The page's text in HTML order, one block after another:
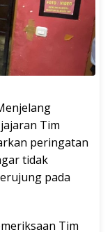
Tim
peringatan
tidak
pada
Tim